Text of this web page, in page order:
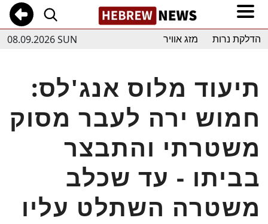
08.09.2026 SUN הדלקת נרות מזג אוויר
תיעוד מלוס אנג'לס:
חמוש ירה לעבר מסוק
משטרתי והתבצר
בביתו - עד שכלב
משטרה השתלט עליו